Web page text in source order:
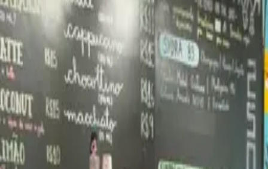
avaliações)
Centro
São Luís
R. dos Afogados, 204
Aqui tem café especial
Cafeterias
Brasil
Maranhão
São Luís
Café Guará
Sobre oCafé Guará